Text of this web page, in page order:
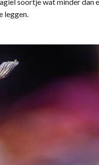
leggen.